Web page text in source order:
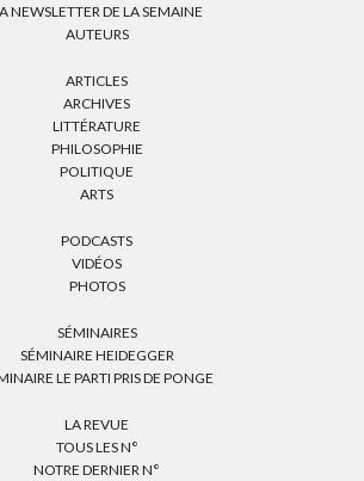
NEWSLETTER DE LA SEMAINE
AUTEURS
ARTICLES
ARCHIVES
LITTÉRATURE
PHILOSOPHIE
POLITIQUE
ARTS
PODCASTS
VIDÉOS
PHOTOS
SÉMINAIRES
SÉMINAIRE HEIDEGGER
LE PARTI PRIS DE PONGE
LA REVUE
TOUS LES N°
NOTRE DERNIER N°